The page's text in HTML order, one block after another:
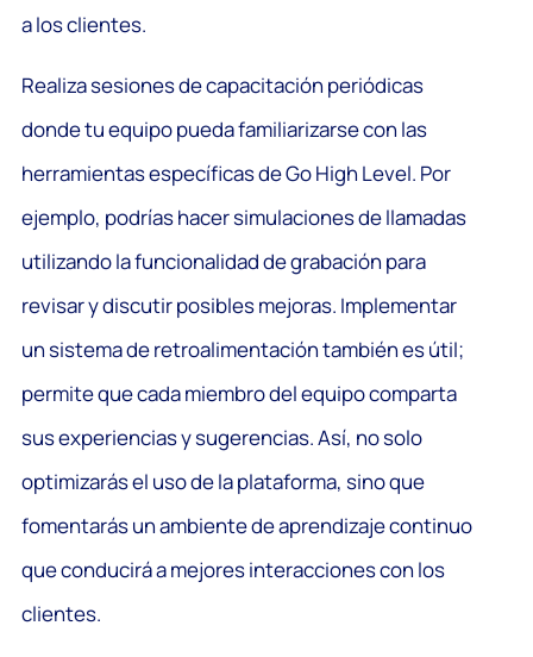
a los clientes.
Realiza sesiones de capacitación periódicas
donde tu equipo pueda familiarizarse con las
herramientas específicas de Go High Level. Por
ejemplo, podrías hacer simulaciones de llamadas
utilizando la funcionalidad de grabación para
revisar y discutir posibles mejoras. Implementar
un sistema de retroalimentación también es útil;
permite que cada miembro del equipo comparta
sus experiencias y sugerencias. Así, no solo
optimizarás el uso de la plataforma, sino que
fomentarás un ambiente de aprendizaje continuo
que conducirá a mejores interacciones con los
clientes.